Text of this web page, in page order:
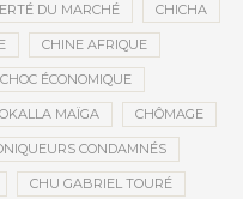
DU MARCHÉ CHICHA
CHINE AFRIQUE
CHOC ÉCONOMIQUE
MAÏGA CHÔMAGE
CONDAMNÉS
CHU GABRIEL TOURÉ